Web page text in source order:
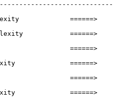
======>
======>
======>
======>
======>
======>